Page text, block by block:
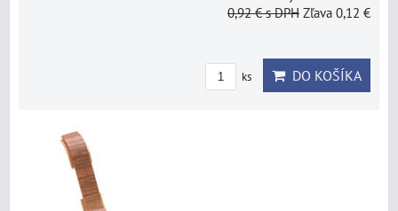
0,92 €s DPH Zľava 0,12 €
ks DO KOŠÍKA